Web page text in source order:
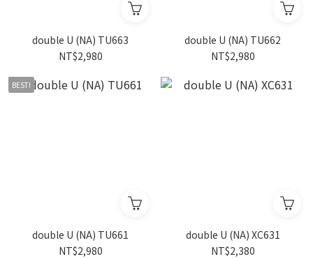
double U (NA) TU663
NT$2,980
double U (NA) TU662
NT$2,980
BEST!
double U (NA) TU661
NT$2,980
double U (NA) XC631
NT$2,380